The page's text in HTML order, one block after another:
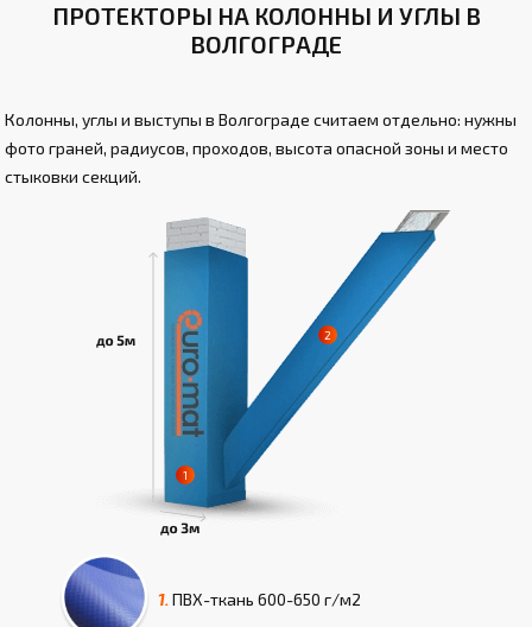
ПРОТЕКТОРЫ НА КОЛОННЫ И УГЛЫ В
ВОЛГОГРАДЕ
Колонны, углы и выступы в Волгограде считаем отдельно: нужны
фото граней, радиусов, проходов, высота опасной зоны и место
стыковки секций.
1. ПВХ-ткань 600-650 г/м2